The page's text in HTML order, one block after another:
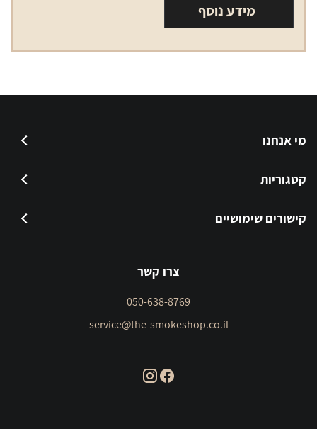
מידע נוסף
מי אנחנו
קטגוריות
קישורים שימושיים
צרו קשר
050-638-8769
service@the-smokeshop.co.il